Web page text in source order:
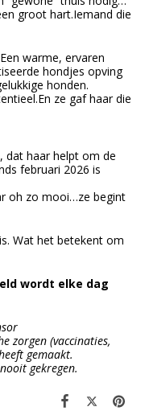
groot hart.Iemand die
warme, ervaren
hondjes opving
honden.
ze gaf haar die
dat haar helpt om de
februari 2026 is
oh zo mooi…ze begint
Wat het betekent om
wordt elke dag
zorgen (vaccinaties,
gemaakt.
gekregen.